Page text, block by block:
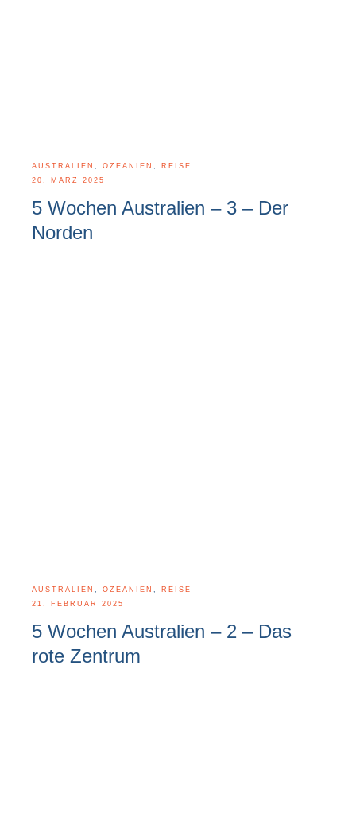
AUSTRALIEN OZEANIEN
REISE
20. MÄRZ 2025
5 Wochen Australien – 3 – Der
Norden
AUSTRALIEN , OZEANIEN , REISE
21. FEBRUAR 2025
5 Wochen Australien – 2 – Das
rote Zentrum